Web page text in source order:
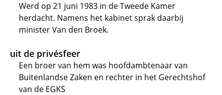
Werd op 21 juni 1983 in de Tweede Kamer
herdacht. Namens het kabinet sprak daarbij
minister Van den Broek.
uit de privésfeer
Een broer van hem was hoofdambtenaar van
Buitenlandse Zaken en rechter in het Gerechtshof
van de EGKS